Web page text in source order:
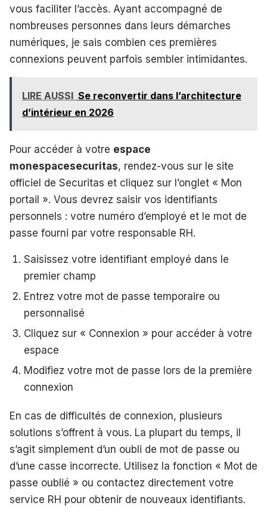
vous faciliter l’accès. Ayant accompagné de
nombreuses personnes dans leurs démarches
numériques, je sais combien ces premières
connexions peuvent parfois sembler intimidantes.
LIRE AUSSI Se reconvertir dans l’architecture
d’intérieur en 2026
Pour accéder à votre espace
monespacesecuritas, rendez-vous sur le site
officiel de Securitas et cliquez sur l’onglet « Mon
portail ». Vous devrez saisir vos identifiants
personnels : votre numéro d’employé et le mot de
passe fourni par votre responsable RH.
Saisissez votre identifiant employé dans le
premier champ
Entrez votre mot de passe temporaire ou
personnalisé
Cliquez sur « Connexion » pour accéder à votre
espace
Modifiez votre mot de passe lors de la première
connexion
En cas de difficultés de connexion, plusieurs
solutions s’offrent à vous. La plupart du temps, il
s’agit simplement d’un oubli de mot de passe ou
d’une casse incorrecte. Utilisez la fonction « Mot de
passe oublié » ou contactez directement votre
service RH pour obtenir de nouveaux identifiants.